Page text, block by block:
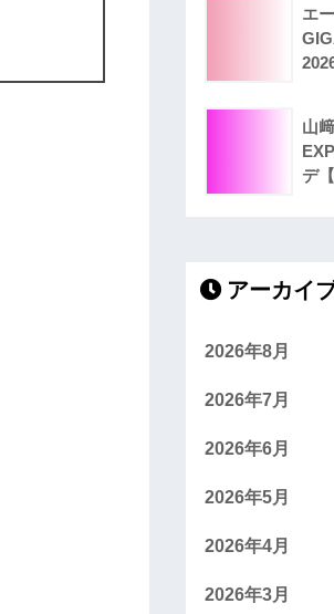
エ
山
デ
アーカイ
2026年8月
2026年7月
2026年6月
2026年5月
2026年4月
2026年3月